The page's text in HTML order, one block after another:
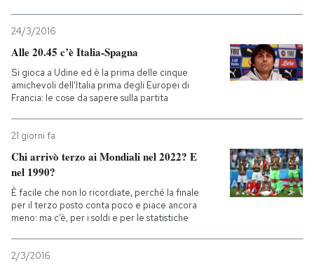
24/3/2016
Alle 20.45 c’è Italia-Spagna
Si gioca a Udine ed è la prima delle cinque
amichevoli dell'Italia prima degli Europei di
Francia: le cose da sapere sulla partita
21 giorni fa
Chi arrivò terzo ai Mondiali nel 2022? E
nel 1990?
È facile che non lo ricordiate, perché la finale
per il terzo posto conta poco e piace ancora
meno: ma c’è, per i soldi e per le statistiche
2/3/2016